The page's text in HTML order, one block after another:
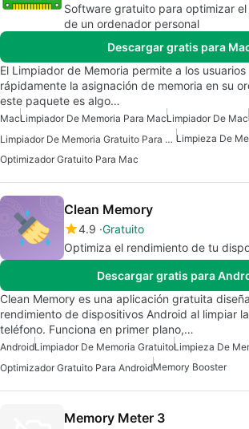
Software gratuito para optimizar el
de un ordenador personal
Descargar gratis para
El Limpiador de Memoria permite a los
rápidamente la asignación de memoria en su
este paquete es algo…
MacLimpiador De Memoria Para MacLimpiador De Mac
Limpiador De Memoria Gratuito Para Mac Limpieza De
Optimizador Gratuito Para Mac
Clean Memory
4.9 Gratuito
Optimiza el rendimiento de tu
Descargar gratis para
Clean Memory es una aplicación gratuita
rendimiento de dispositivos Android al limpiar
teléfono. Funciona en primer plano,…
AndroidLimpiador De Memoria GratuitoLimpieza De
Optimizador Gratuito Para AndroidMemory Booster
Memory Meter 3